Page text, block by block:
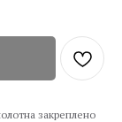
закреплено